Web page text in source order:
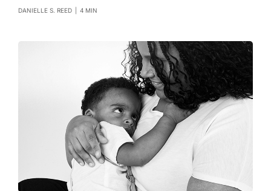
DANIELLE S. REED 4 MIN